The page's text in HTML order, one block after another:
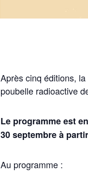
Après cinq éditions,
poubelle radioactive
Le programme est
30 septembre à
Au programme :